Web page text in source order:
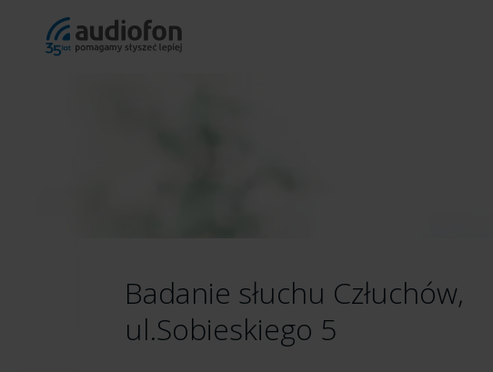
Badanie słuchu Człuchów,
ul.Sobieskiego 5